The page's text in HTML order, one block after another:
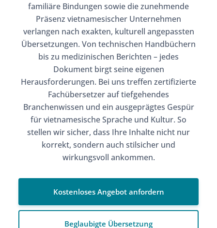
familiäre Bindungen sowie die zunehmende
Präsenz vietnamesischer Unternehmen
verlangen nach exakten, kulturell angepassten
Übersetzungen. Von technischen Handbüchern
bis zu medizinischen Berichten – jedes
Dokument birgt seine eigenen
Herausforderungen. Bei uns treffen zertifizierte
Fachübersetzer auf tiefgehendes
Branchenwissen und ein ausgeprägtes Gespür
für vietnamesische Sprache und Kultur. So
stellen wir sicher, dass Ihre Inhalte nicht nur
korrekt, sondern auch stilsicher und
wirkungsvoll ankommen.
Kostenloses Angebot anfordern
Beglaubigte Übersetzung